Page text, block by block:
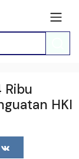
Ribu
HKI